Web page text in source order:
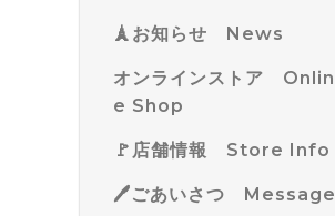
🗼お知らせ News
オンラインストア Onlin
e Shop
🚩店舗情報 Store Info
🖊ごあいさつ Message